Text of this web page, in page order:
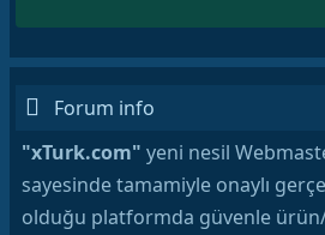
Forum info
"xTurk.com" yeni nesil
sayesinde tamamiyle onaylı
olduğu platformda güvenle